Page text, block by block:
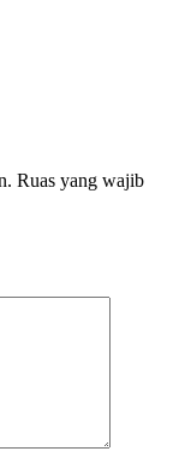
Ruas yang wajib